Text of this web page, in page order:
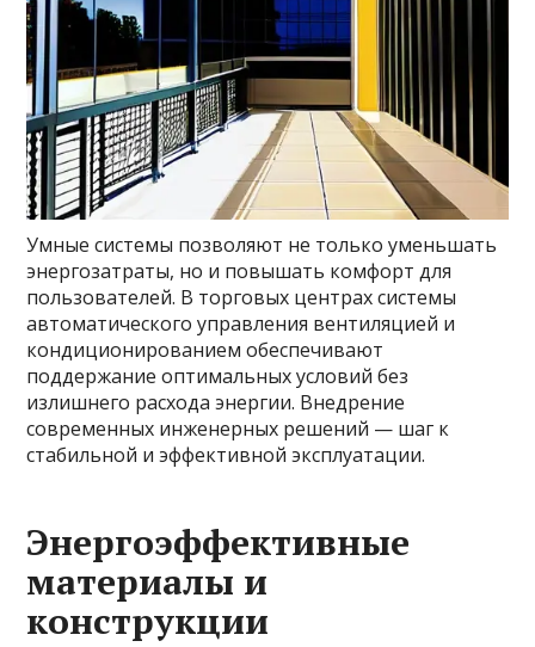
Умные системы позволяют не только уменьшать
энергозатраты, но и повышать комфорт для
пользователей. В торговых центрах системы
автоматического управления вентиляцией и
кондиционированием обеспечивают
поддержание оптимальных условий без
излишнего расхода энергии. Внедрение
современных инженерных решений — шаг к
стабильной и эффективной эксплуатации.
Энергоэффективные
материалы и
конструкции